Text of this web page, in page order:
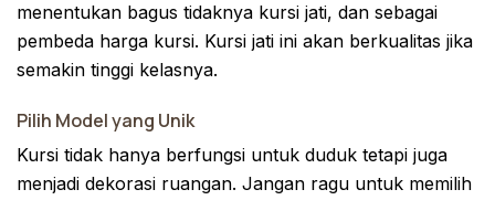
menentukan bagus tidaknya kursi jati, dan sebagai
pembeda harga kursi. Kursi jati ini akan berkualitas jika
semakin tinggi kelasnya.
Pilih Model yang Unik
Kursi tidak hanya berfungsi untuk duduk tetapi juga
menjadi dekorasi ruangan. Jangan ragu untuk memilih